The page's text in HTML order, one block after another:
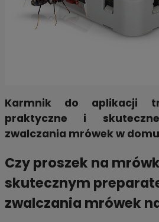
Karmnik do aplikacji
praktyczne i
zwalczania mrówek w domu
Czy proszek na
skutecznym
zwalczania mrówek